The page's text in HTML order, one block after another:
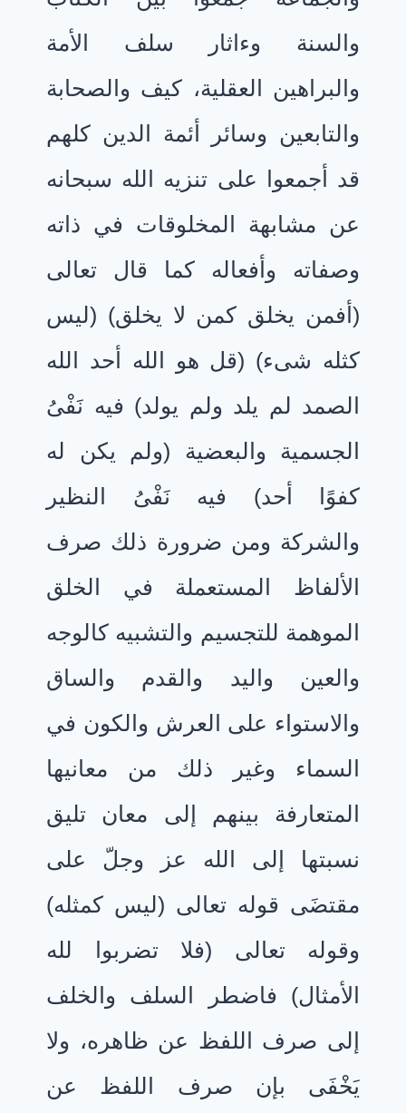
والسنة وءاثار سلف الأمة
والبراهين العقلية، كيف والصحابة
والتابعين وسائر أئمة الدين كلهم
قد أجمعوا على تنزيه الله سبحانه
عن مشابهة المخلوقات في ذاته
وصفاته وأفعاله كما قال تعالى
(أفمن يخلق كمن لا يخلق) (ليس
كثله شىء) (قل هو الله أحد الله
الصمد لم يلد ولم يولد) فيه نَفْىُ
الجسمية والبعضية (ولم يكن له
كفوًا أحد) فيه نَفْىُ النظير
والشركة ومن ضرورة ذلك صرف
الألفاظ المستعملة في الخلق
الموهمة للتجسيم والتشبيه كالوجه
والعين واليد والقدم والساق
والاستواء على العرش والكون في
السماء وغير ذلك من معانيها
المتعارفة بينهم إلى معان تليق
نسبتها إلى الله عز وجلّ على
مقتضَى قوله تعالى (ليس كمثله)
وقوله تعالى (فلا تضربوا لله
الأمثال) فاضطر السلف والخلف
إلى صرف اللفظ عن ظاهره، ولا
يَخْفَى بإن صرف اللفظ عن